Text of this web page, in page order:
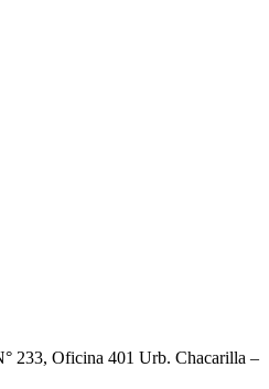
233, Oficina 401 Urb. Chacarilla –